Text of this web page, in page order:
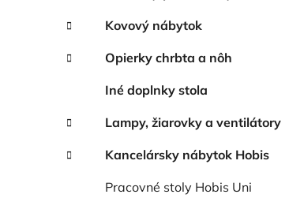
Kovový nábytok
Opierky chrbta a nôh
Iné doplnky stola
Lampy, žiarovky a ventilátory
Kancelársky nábytok Hobis
Pracovné stoly Hobis Uni